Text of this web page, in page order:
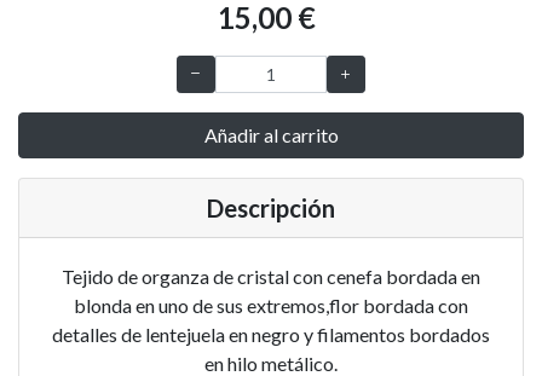
15,00 €
Añadir al carrito
Descripción
Tejido de organza de cristal con cenefa bordada en
blonda en uno de sus extremos,flor bordada con
detalles de lentejuela en negro y filamentos bordados
en hilo metálico.